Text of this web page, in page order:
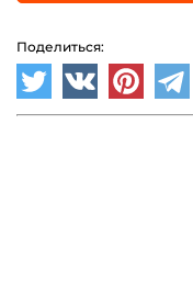
Поделиться: